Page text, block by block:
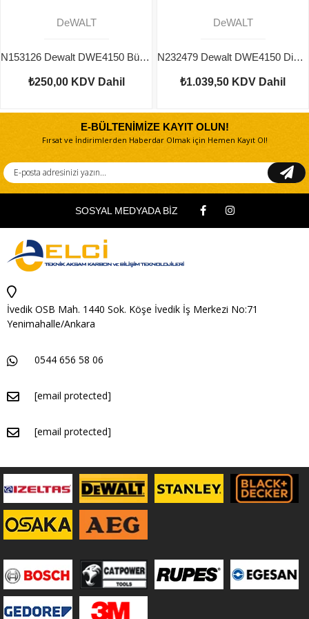
DeWALT
N153126 Dewalt DWE4150 Büyük Dişli
₺250,00 KDV Dahil
DeWALT
N232479 Dewalt DWE4150 Dişli Kutusu Seti
₺1.039,50 KDV Dahil
E-BÜLTENİMİZE KAYIT OLUN!
Fırsat ve İndirimlerden Haberdar Olmak için Hemen Kayıt Ol!
SOSYAL MEDYADA BİZ
İvedik OSB Mah. 1440 Sok. Köşe İvedik İş Merkezi No:71
Yenimahalle/Ankara
0544 656 58 06
[email protected]
[email protected]